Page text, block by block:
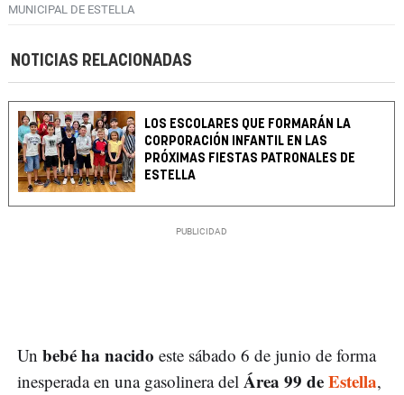
MUNICIPAL DE ESTELLA
NOTICIAS RELACIONADAS
LOS ESCOLARES QUE FORMARÁN LA
CORPORACIÓN INFANTIL EN LAS
PRÓXIMAS FIESTAS PATRONALES DE
ESTELLA
Un bebé ha nacido este sábado 6 de junio de forma
inesperada en una gasolinera del Área 99 deEstella,